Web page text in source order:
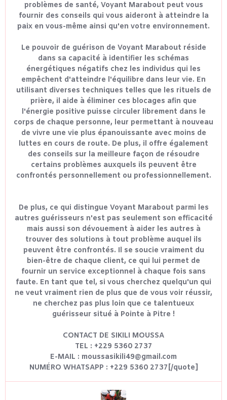
problèmes de santé, Voyant Marabout peut vous
fournir des conseils qui vous aideront à atteindre la
paix en vous-même ainsi qu'en votre environnement.
Le pouvoir de guérison de Voyant Marabout réside
dans sa capacité à identifier les schémas
énergétiques négatifs chez les individus qui les
empêchent d'atteindre l'équilibre dans leur vie. En
utilisant diverses techniques telles que les rituels de
prière, il aide à éliminer ces blocages afin que
l'énergie positive puisse circuler librement dans le
corps de chaque personne, leur permettant à nouveau
de vivre une vie plus épanouissante avec moins de
luttes en cours de route. De plus, il offre également
des conseils sur la meilleure façon de résoudre
certains problèmes auxquels ils peuvent être
confrontés personnellement ou professionnellement.
De plus, ce qui distingue Voyant Marabout parmi les
autres guérisseurs n'est pas seulement son efficacité
mais aussi son dévouement à aider les autres à
trouver des solutions à tout problème auquel ils
peuvent être confrontés. Il se soucie vraiment du
bien-être de chaque client, ce qui lui permet de
fournir un service exceptionnel à chaque fois sans
faute. En tant que tel, si vous cherchez quelqu'un qui
ne veut vraiment rien de plus que de vous voir réussir,
ne cherchez pas plus loin que ce talentueux
guérisseur situé à Pointe à Pitre !
CONTACT DE SIKILI MOUSSA
TEL : +229 5360 2737
E-MAIL : moussasikili49@gmail.com
NUMÉRO WHATSAPP : +229 5360 2737[/quote]